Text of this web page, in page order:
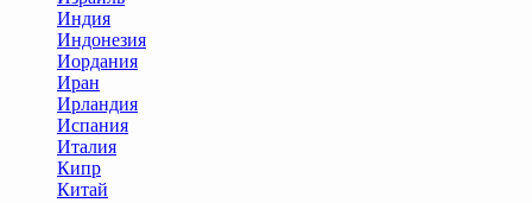
Индия
Индонезия
Иордания
Иран
Ирландия
Испания
Италия
Кипр
Китай